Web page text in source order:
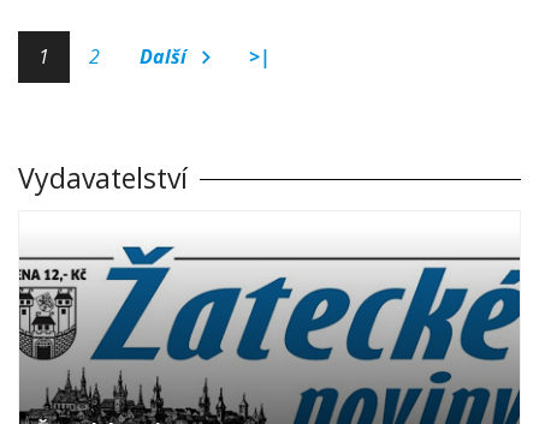
1 2 Další >|
Vydavatelství